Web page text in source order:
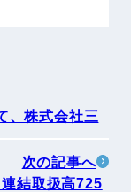
、株式会社三
次の記事へ
結取扱高725